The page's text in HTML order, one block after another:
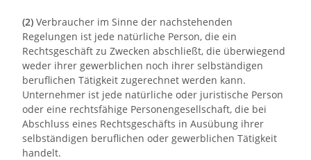
(2) Verbraucher im Sinne der nachstehenden
Regelungen ist jede natürliche Person, die ein
Rechtsgeschäft zu Zwecken abschließt, die überwiegend
weder ihrer gewerblichen noch ihrer selbständigen
beruflichen Tätigkeit zugerechnet werden kann.
Unternehmer ist jede natürliche oder juristische Person
oder eine rechtsfähige Personengesellschaft, die bei
Abschluss eines Rechtsgeschäfts in Ausübung ihrer
selbständigen beruflichen oder gewerblichen Tätigkeit
handelt.